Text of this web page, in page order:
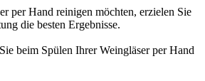
per Hand reinigen möchten, erzielen Sie
die besten Ergebnisse.
beim Spülen Ihrer Weingläser per Hand